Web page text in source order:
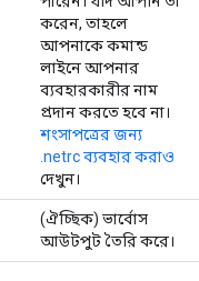
করেন, তাহলে
আপনাকে কমান্ড
লাইনে আপনার
ব্যবহারকারীর নাম
প্রদান করতে হবে না।
শংসাপত্রের জন্য
.netrc ব্যবহার করাও
দেখুন।
(ঐচ্ছিক) ভার্বোস
আউটপুট তৈরি করে।